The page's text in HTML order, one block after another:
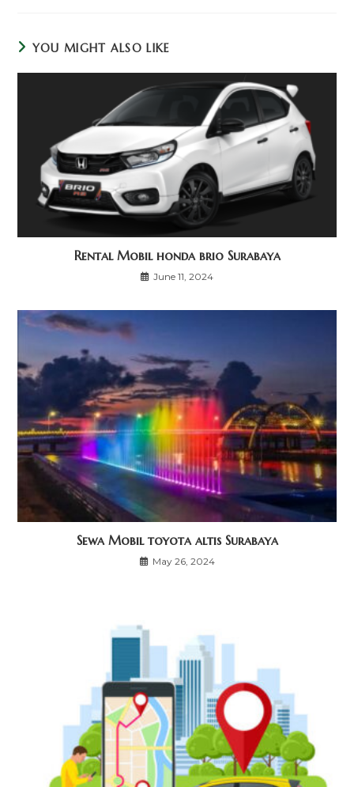
YOU MIGHT ALSO LIKE
Rental Mobil honda brio Surabaya
June 11, 2024
Sewa Mobil toyota altis Surabaya
May 26, 2024